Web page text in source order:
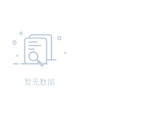
暂无数据